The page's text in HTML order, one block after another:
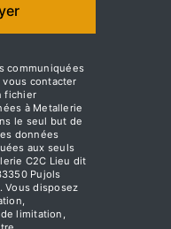
communiquées
contacter
fichier
à Metallerie
le seul but de
données
aux seuls
C2C Lieu dit
Pujols
Vous disposez
limitation,